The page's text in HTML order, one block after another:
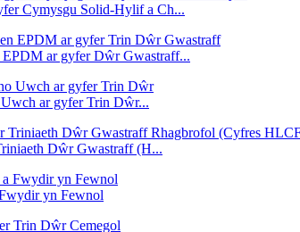
Cymysgu Solid-Hylif a Ch...
ar gyfer Dŵr Gwastraff...
ar gyfer Trin Dŵr...
Dŵr Gwastraff (H...
yn Fewnol